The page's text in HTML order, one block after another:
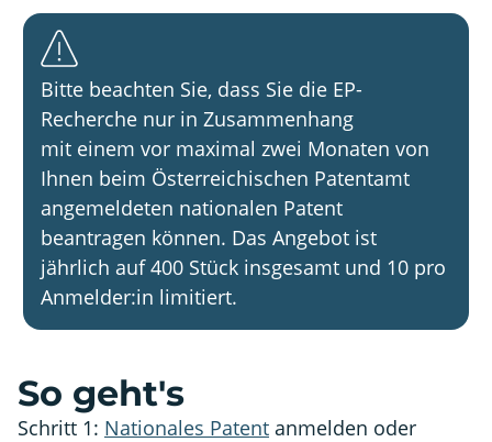
Bitte beachten Sie, dass Sie die EP-
Recherche nur in Zusammenhang
mit einem vor maximal zwei Monaten von
Ihnen beim Österreichischen Patentamt
angemeldeten nationalen Patent
beantragen können. Das Angebot ist
jährlich auf 400 Stück insgesamt und 10 pro
Anmelder:in limitiert.
So geht's
Schritt 1: Nationales Patent anmelden oder